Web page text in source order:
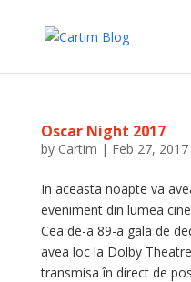
Oscar Night 2017
by Cartim | Feb 27, 2017
In aceasta noapte va
eveniment din lumea
Cea de-a 89-a gala de
avea loc la Dolby
transmisa în direct de